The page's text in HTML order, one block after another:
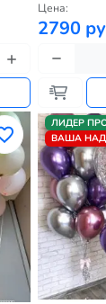
Цена:
2790
ЛИДЕР
ВАША